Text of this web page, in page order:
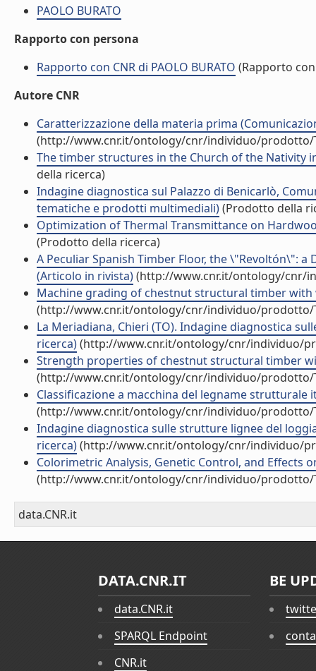
PAOLO BURATO
Rapporto con persona
Rapporto con CNR di PAOLO BURATO (Rapporto con
Autore CNR
Caratterizzazione della materia prima
(http://www.cnr.it/ontology/cnr/individuo/prodotto/
The timber structures in the Church of the Nativity
della ricerca)
Indagine diagnostica sul Palazzo di Benicarlò,
tematiche e prodotti multimediali)(Prodotto della
Optimization of Thermal Transmittance on
(Prodotto della ricerca)
A Peculiar Spanish Timber Floor, the \"Revoltón\":
(Articolo in rivista)(http://www.cnr.it/ontology/cnr/
Machine grading of chestnut structural timber
(http://www.cnr.it/ontology/cnr/individuo/prodotto/
La Meriadiana, Chieri (TO). Indagine diagnostica
ricerca)(http://www.cnr.it/ontology/cnr/individuo/
Strength properties of chestnut structural timber
(http://www.cnr.it/ontology/cnr/individuo/prodotto/
Classificazione a macchina del legname
(http://www.cnr.it/ontology/cnr/individuo/prodotto/
Indagine diagnostica sulle strutture lignee del
ricerca)(http://www.cnr.it/ontology/cnr/individuo/
Colorimetric Analysis, Genetic Control, and Effects
(http://www.cnr.it/ontology/cnr/individuo/prodotto/
data.CNR.it
DATA.CNR.IT
data.CNR.it
SPARQL Endpoint
CNR.it
BE